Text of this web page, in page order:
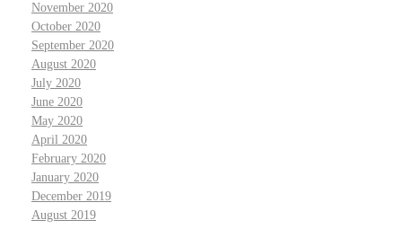
November 2020
October 2020
September 2020
August 2020
July 2020
June 2020
May 2020
April 2020
February 2020
January 2020
December 2019
August 2019